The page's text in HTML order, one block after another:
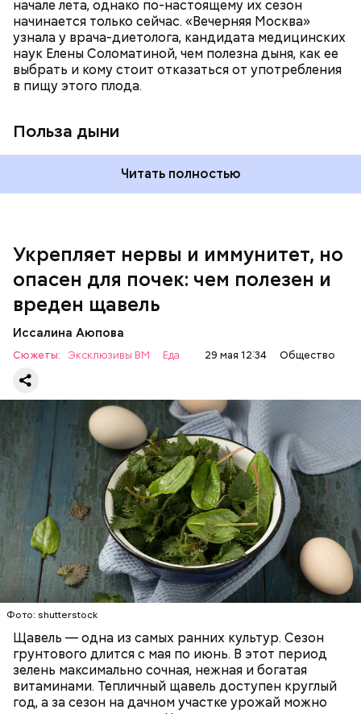
начале лета, однако по-настоящему их сезон
начинается только сейчас. «Вечерняя Москва»
узнала у врача-диетолога, кандидата медицинских
наук Елены Соломатиной, чем полезна дыня, как ее
выбрать и кому стоит отказаться от употребления
в пищу этого плода.
Польза дыни
спазмироваться.
Читать полностью
Укрепляет нервы и иммунитет, но
опасен для почек: чем полезен и
вреден щавель
Иссалина Аюпова
Сюжеты: Эксклюзивы ВМ Еда 29 мая 12:34 Общество
Фото: shutterstock
Щавель — одна из самых ранних культур. Сезон
грунтового длится с мая по июнь. В этот период
зелень максимально сочная, нежная и богатая
витаминами. Тепличный щавель доступен круглый
год, а за сезон на дачном участке урожай можно
Опасность же щавеля состоит в том, что он
содержит большое количество щавелевой кислоты,
которая может способствовать образованию
— Если человек уже болеет мочекаменной
болезнью, щавель ему не рекомендуется. При
артрите, гастрите, холецистите, синдроме
раздраженного кишечника, язвах и панкреатите
продукт тоже лучше исключить из рациона, —
предупредила врач. — Он может привести к
повышению кислотности желудка и раздражать
слизистые оболочки.
По мнению специалиста, здоровому человеку
достаточно включать щавель в рацион несколько
виде или припущенном на сковороде.
ЗДОРОВЬЕ ВРАЧИ
РАСТЕНИЯ
ПРОДУКТЫ